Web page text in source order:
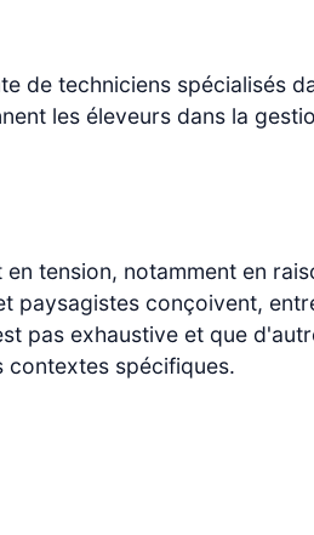
de techniciens spécialisés
les éleveurs dans la
tension, notamment en
conçoivent,
pas exhaustive et que
contextes spécifiques.